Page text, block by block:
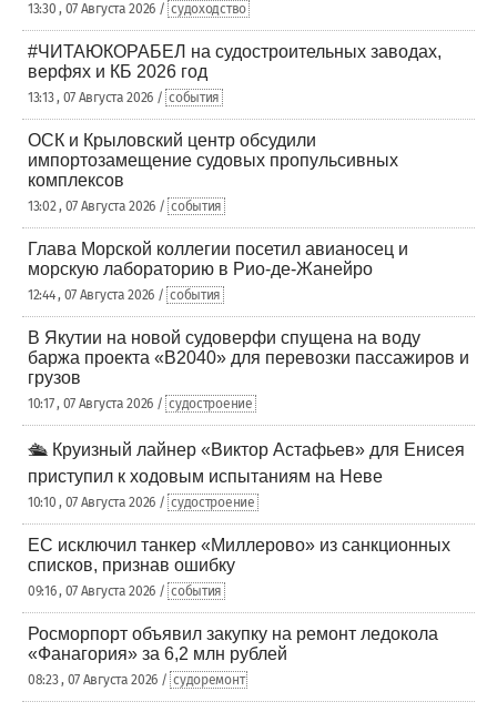
13:30 , 07 Августа 2026 / судоходство
#ЧИТАЮКОРАБЕЛ на судостроительных заводах,
верфях и КБ 2026 год
13:13 , 07 Августа 2026 / события
ОСК и Крыловский центр обсудили
импортозамещение судовых пропульсивных
комплексов
13:02 , 07 Августа 2026 / события
Глава Морской коллегии посетил авианосец и
морскую лабораторию в Рио-де-Жанейро
12:44 , 07 Августа 2026 / события
В Якутии на новой судоверфи спущена на воду
баржа проекта «В2040» для перевозки пассажиров и
грузов
10:17 , 07 Августа 2026 / судостроение
🛳️ Круизный лайнер «Виктор Астафьев» для Енисея
приступил к ходовым испытаниям на Неве
10:10 , 07 Августа 2026 / судостроение
ЕС исключил танкер «Миллерово» из санкционных
списков, признав ошибку
09:16 , 07 Августа 2026 / события
Росморпорт объявил закупку на ремонт ледокола
«Фанагория» за 6,2 млн рублей
08:23 , 07 Августа 2026 / судоремонт